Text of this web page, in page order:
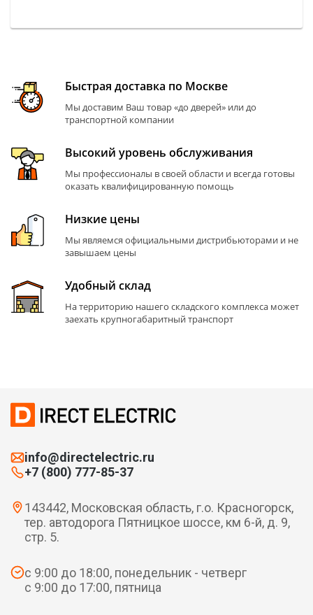
Быстрая доставка по Москве
Мы доставим Ваш товар «до дверей» или до
транспортной компании
Высокий уровень обслуживания
Мы профессионалы в своей области и всегда готовы
оказать квалифицированную помощь
Низкие цены
Мы являемся официальными дистрибьюторами и не
завышаем цены
Удобный склад
На территорию нашего складского комплекса может
заехать крупногабаритный транспорт
info@directelectric.ru
+7 (800) 777-85-37
143442, Московская область, г.о. Красногорск,
тер. автодорога Пятницкое шоссе, км 6-й, д. 9,
стр. 5.
с 9:00 до 18:00, понедельник - четверг
с 9:00 до 17:00, пятница